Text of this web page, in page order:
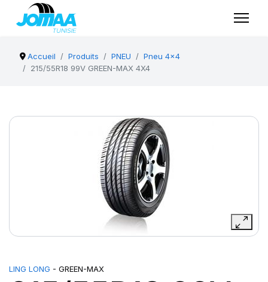
Accueil Produits PNEU
Pneu 4x4
215/55R18 99V GREEN-MAX 4X4
LING LONG - GREEN-MAX